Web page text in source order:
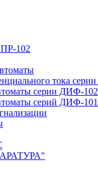
102
тока
серии ДИФ-102
серий ДИФ-101